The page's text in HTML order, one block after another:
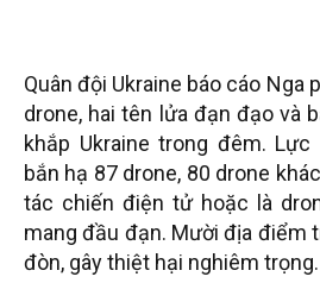
Quân đội Ukraine báo cáo Nga
drone, hai tên lửa đạn đạo và
khắp Ukraine trong đêm.
bắn hạ 87 drone, 80 drone
tác chiến điện tử hoặc là
mang đầu đạn. Mười địa điểm
đòn, gây thiệt hại nghiêm trọng.